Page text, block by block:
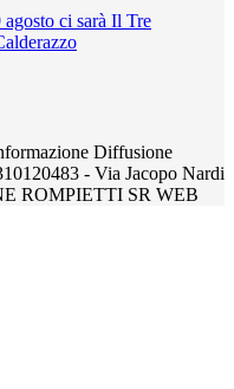
ci sarà Il Tre
Diffusione
- Via Jacopo Nardi
ROMPIETTI SR WEB